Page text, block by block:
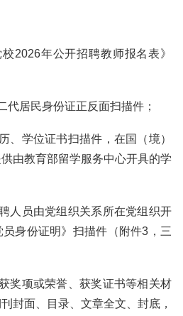
2026年公开招聘教师报名表》
代居民身份证正反面扫描件；
、学位证书扫描件，在国（境）
由教育部留学服务中心开具的学
人员由党组织关系所在党组织开
身份证明》扫描件（附件3，三
奖项或荣誉、获奖证书等相关材
封面、目录、文章全文、封底，